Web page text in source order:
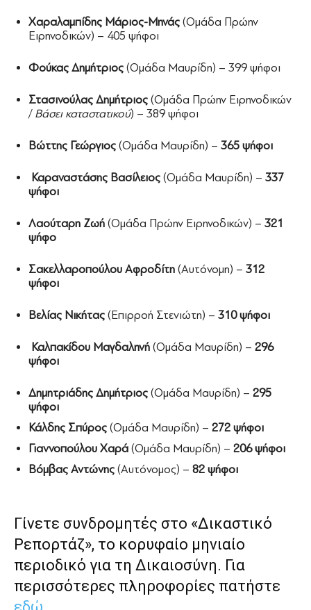
Χαραλαμπίδης Μάριος-Μηνάς (Ομάδα Πρώην
Ειρηνοδικών) – 405 ψήφοι
Φούκας Δημήτριος (Ομάδα Μαυρίδη) – 399 ψήφοι
Στασινούλας Δημήτριος (Ομάδα Πρώην Ειρηνοδικών
/ Βάσει καταστατικού) – 389 ψήφοι
Βώττης Γεώργιος (Ομάδα Μαυρίδη) – 365 ψήφοι
Καραναστάσης Βασίλειος (Ομάδα Μαυρίδη) – 337
ψήφοι
Λαούταρη Ζωή (Ομάδα Πρώην Ειρηνοδικών) – 321
ψήφο
Σακελλαροπούλου Αφροδίτη (Αυτόνομη) – 312
ψήφοι
Βελίας Νικήτας (Επιρροή Στενιώτη) – 310 ψήφοι
Καλπακίδου Μαγδαληνή (Ομάδα Μαυρίδη) – 296
ψήφοι
Δημητριάδης Δημήτριος (Ομάδα Μαυρίδη) – 295
ψήφοι
Κάλδης Σπύρος (Ομάδα Μαυρίδη) – 272 ψήφοι
Γιαννοπούλου Χαρά (Ομάδα Μαυρίδη) – 206 ψήφοι
Βόμβας Αντώνης (Αυτόνομος) – 82 ψήφοι
Γίνετε συνδρομητές στο «Δικαστικό
Ρεπορτάζ», το κορυφαίο μηνιαίο
περιοδικό για τη Δικαιοσύνη. Για
περισσότερες πληροφορίες πατήστε